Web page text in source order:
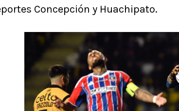
Concepción y Huachipato.